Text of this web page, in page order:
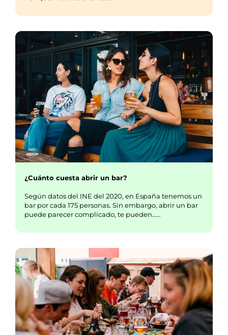
¿Cuánto cuesta abrir un bar?
Según datos del INE del 2020, en España tenemos un
bar por cada 175 personas. Sin embargo, abrir un bar
puede parecer complicado, te pueden……